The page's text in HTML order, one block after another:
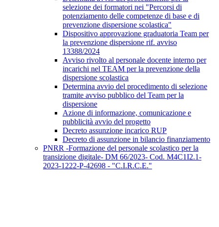
selezione dei formatori nei "Percorsi di
potenziamento delle competenze di base e di
prevenzione dispersione scolastica"
Dispositivo approvazione graduatoria Team per
la prevenzione dispersione rif. avviso
13388/2024
Avviso rivolto al personale docente interno per
incarichi nel TEAM per la prevenzione della
dispersione scolastica
Determina avvio del procedimento di selezione
tramite avviso pubblico del Team per la
dispersione
Azione di informazione, comunicazione e
pubblicità avvio del progetto
Decreto assunzione incarico RUP
Decreto di assunzione in bilancio finanziamento
PNRR -Formazione del personale scolastico per la
transizione digitale- DM 66/2023- Cod. M4C1I2.1-
2023-1222-P-42698 - "C.I.R.C.E."